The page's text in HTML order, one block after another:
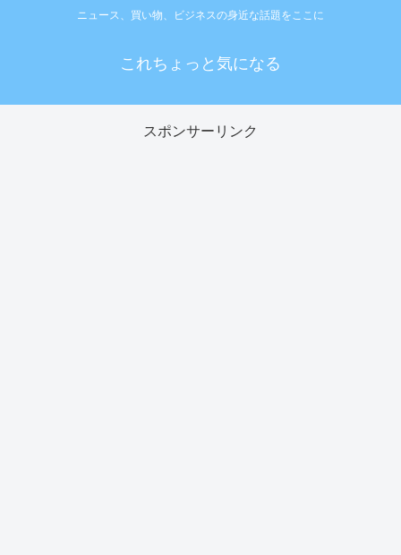
ニュース、買い物、ビジネスの身近な話題をここに
これちょっと気になる
スポンサーリンク